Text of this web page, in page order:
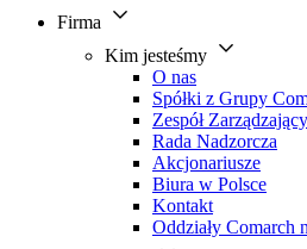
Firma
Kim jesteśmy
O nas
Spółki z Grupy
Zespół Zarządzający
Rada Nadzorcza
Akcjonariusze
Biura w Polsce
Kontakt
Oddziały Comarch